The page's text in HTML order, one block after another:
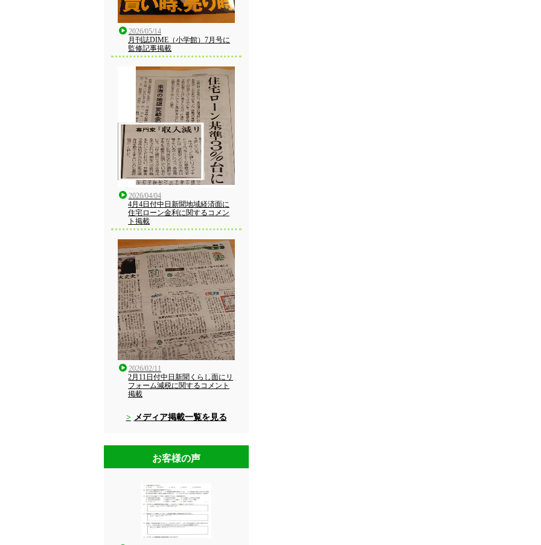
2026/05/14
月刊誌DIME（小学館）7月号に
監修記事掲載
2026/04/04
4月4日付中日新聞地域経済面に
住宅ローン金利に関するコメン
ト掲載
2026/02/11
2月11日付中日新聞くらし面にリ
フォーム減税に関するコメント
掲載
メディア掲載一覧を見る
お客様の声